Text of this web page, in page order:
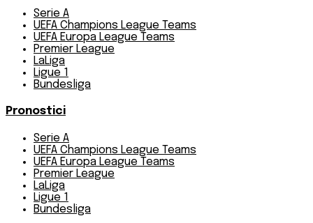
Serie A
UEFA Champions League Teams
UEFA Europa League Teams
Premier League
LaLiga
Ligue 1
Bundesliga
Pronostici
Serie A
UEFA Champions League Teams
UEFA Europa League Teams
Premier League
LaLiga
Ligue 1
Bundesliga